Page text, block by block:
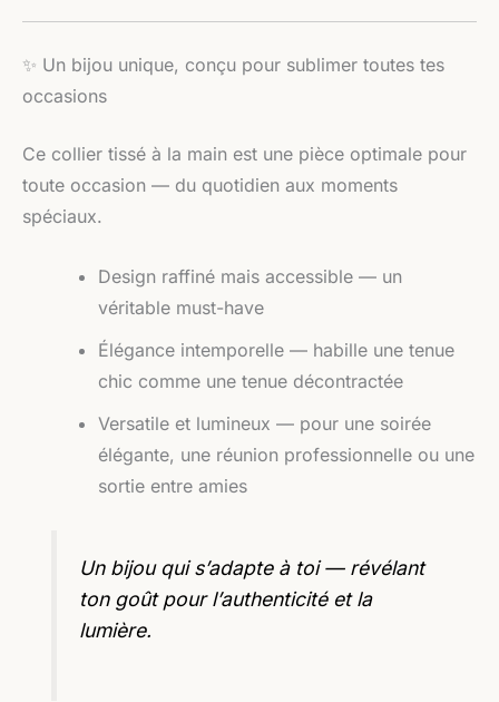
✨ Un bijou unique, conçu pour sublimer toutes tes
occasions
Ce collier tissé à la main est une pièce optimale pour
toute occasion — du quotidien aux moments
spéciaux.
Design raffiné mais accessible — un
véritable must-have
Élégance intemporelle — habille une tenue
chic comme une tenue décontractée
Versatile et lumineux — pour une soirée
élégante, une réunion professionnelle ou une
sortie entre amies
Un bijou qui s’adapte à toi — révélant
ton goût pour l’authenticité et la
lumière.